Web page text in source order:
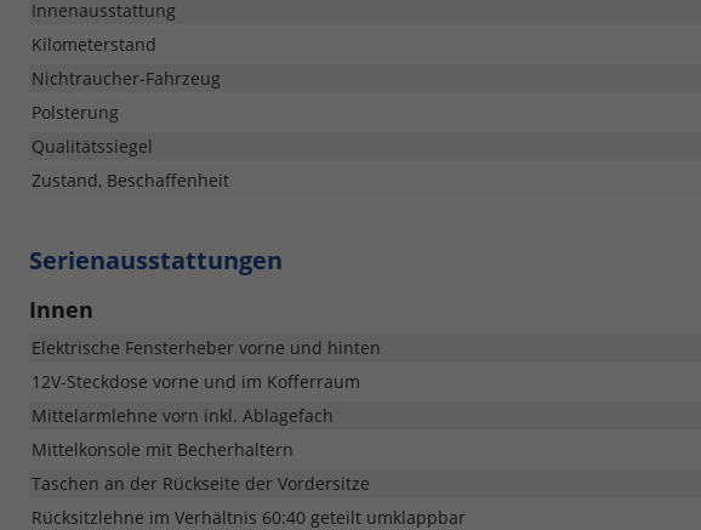
Innenausstattung
Kilometerstand
Nichtraucher-Fahrzeug
Polsterung
Qualitätssiegel
Zustand, Beschaffenheit
Serienausstattungen
Innen
Elektrische Fensterheber vorne und hinten
12V-Steckdose vorne und im Kofferraum
Mittelarmlehne vorn inkl. Ablagefach
Mittelkonsole mit Becherhaltern
Taschen an der Rückseite der Vordersitze
Rücksitzlehne im Verhältnis 60:40 geteilt umklappbar